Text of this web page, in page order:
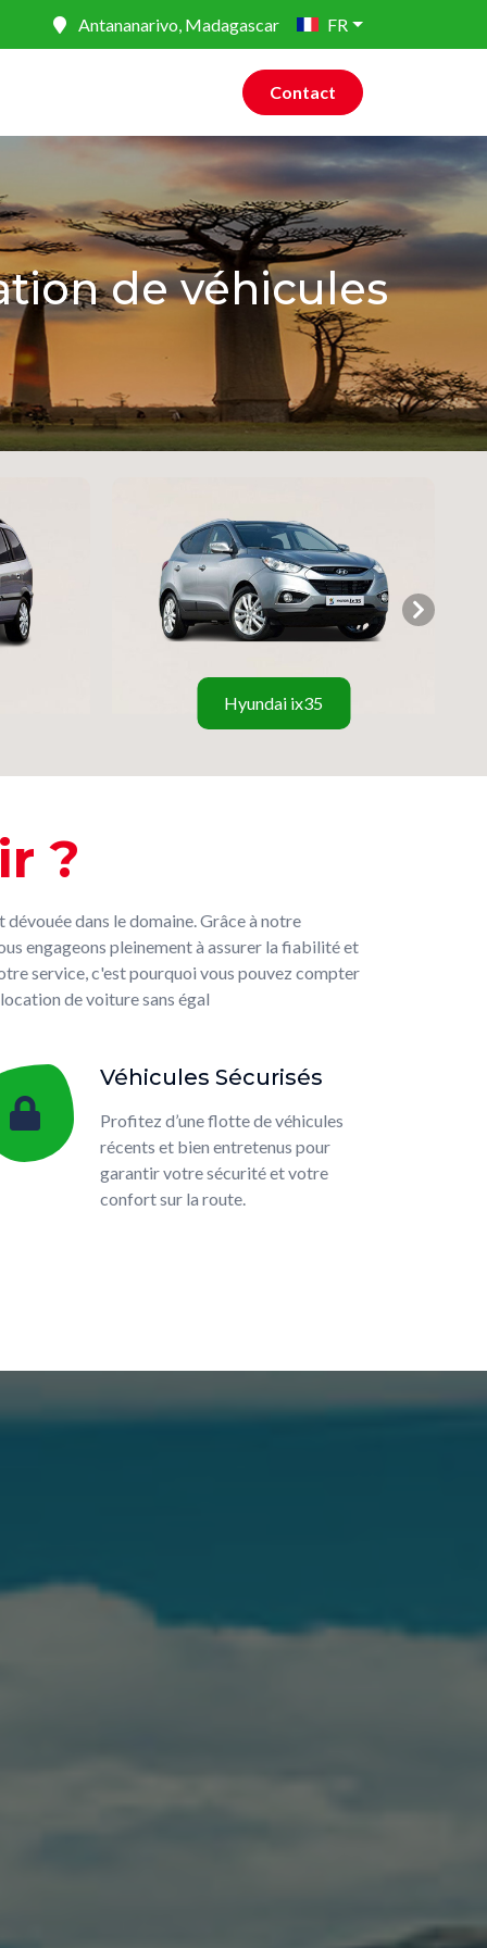
Antananarivo, Madagascar FR
Contact
de véhicules
Hyundai ix35
?
dans le domaine. Grâce à notre
engageons pleinement à assurer la fiabilité et
service, c'est pourquoi vous pouvez compter
de voiture sans égal
Véhicules Sécurisés
Profitez d’une flotte de véhicules
récents et bien entretenus pour
garantir votre sécurité et votre
confort sur la route.